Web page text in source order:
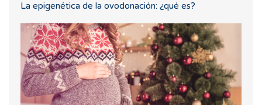
La epigenética de la ovodonación: ¿qué es?